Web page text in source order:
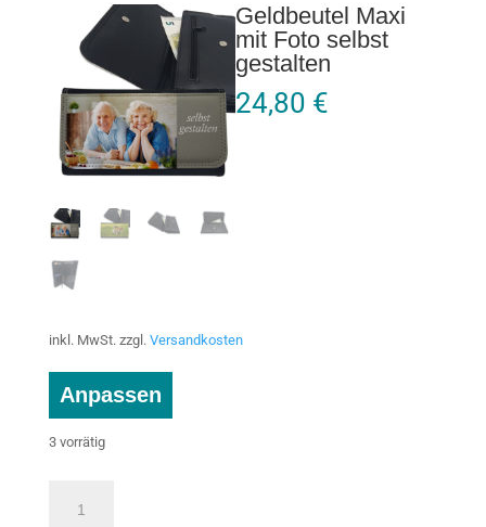
Geldbeutel Maxi
mit Foto selbst
gestalten
24,80 €
inkl. MwSt. zzgl. Versandkosten
Anpassen
3 vorrätig
Maxi